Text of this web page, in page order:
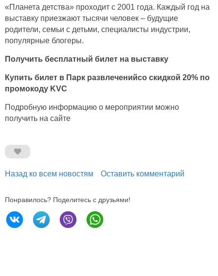
«Планета детства» проходит с 2001 года. Каждый год на
выставку приезжают тысячи человек – будущие
родители, семьи с детьми, специалисты индустрии,
популярные блогеры.
Получить бесплатный билет на выставку
Купить билет в Парк развлеченийсо скидкой 20% по
промокоду KVC
Подробную информацию о мероприятии можно
получить на сайте
Назад ко всем новостям Оставить комментарий
Понравилось? Поделитесь с друзьями!